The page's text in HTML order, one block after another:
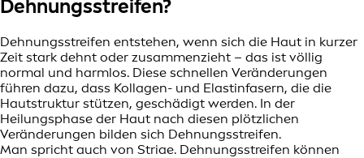
Dehnungsstreifen?
Dehnungsstreifen entstehen, wenn sich die Haut in kurzer
Zeit stark dehnt oder zusammenzieht – das ist völlig
normal und harmlos. Diese schnellen Veränderungen
führen dazu, dass Kollagen- und Elastinfasern, die die
Hautstruktur stützen, geschädigt werden. In der
Heilungsphase der Haut nach diesen plötzlichen
Veränderungen bilden sich Dehnungsstreifen.
Man spricht auch von Striae. Dehnungsstreifen können